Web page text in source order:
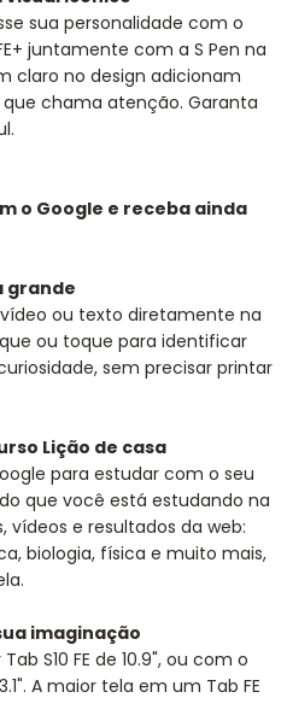
sua personalidade com o
juntamente com a S Pen na
claro no design adicionam
chama atenção. Garanta
o Google e receba ainda
grande
ou texto diretamente na
ou toque para identificar
sem precisar printar
Lição de casa
para estudar com o seu
que você está estudando na
e resultados da web:
biologia, física e muito mais,
imaginação
S10 FE de 10.9", ou com o
A maior tela em um Tab FE